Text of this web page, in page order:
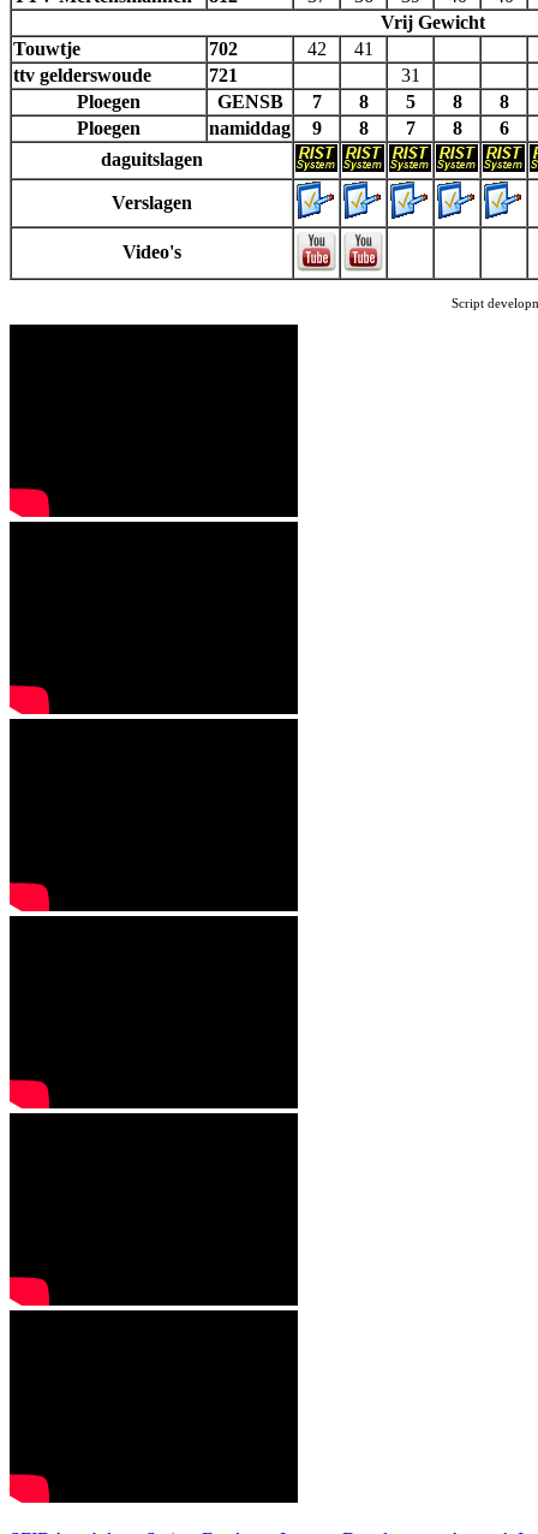
Vrij Gewicht
Touwtje
702 42
41
ttv gelderswoude
721
31
Ploegen
GENSB 7 8 5 8
8
Ploegen
namiddag 9 8 7 8
6
daguitslagen
Verslagen
Video's
Script